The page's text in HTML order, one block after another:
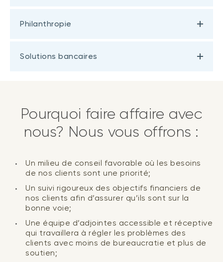
Philanthropie
Solutions bancaires
Pourquoi faire affaire avec
nous? Nous vous offrons :
Un milieu de conseil favorable où les besoins
de nos clients sont une priorité;
Un suivi rigoureux des objectifs financiers de
nos clients afin d’assurer qu’ils sont sur la
bonne voie;
Une équipe d’adjointes accessible et réceptive
qui travaillera à régler les problèmes des
clients avec moins de bureaucratie et plus de
soutien;